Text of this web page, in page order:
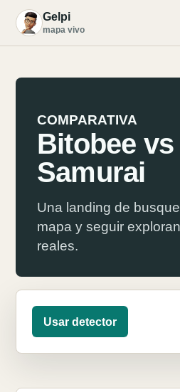
G Gelpi
mapa vivo
COMPARATIVA
Bitobee vs
Samurai
Una landing de
mapa y seguir
reales.
Usar detector